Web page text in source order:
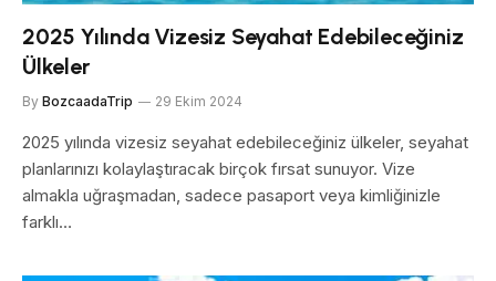
2025 Yılında Vizesiz Seyahat Edebileceğiniz
Ülkeler
By BozcaadaTrip 29 Ekim 2024
2025 yılında vizesiz seyahat edebileceğiniz ülkeler, seyahat
planlarınızı kolaylaştıracak birçok fırsat sunuyor. Vize
almakla uğraşmadan, sadece pasaport veya kimliğinizle
farklı…